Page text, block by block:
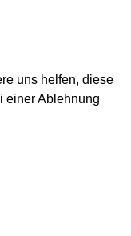
uns helfen, diese
einer Ablehnung